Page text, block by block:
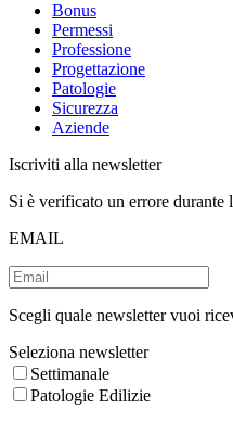
Bonus
Permessi
Professione
Progettazione
Patologie
Sicurezza
Aziende
Iscriviti alla newsletter
Si è verificato un errore durante
EMAIL
Scegli quale newsletter vuoi
Seleziona newsletter
Settimanale
Patologie Edilizie